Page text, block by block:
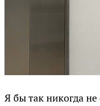
Я бы так никогда не